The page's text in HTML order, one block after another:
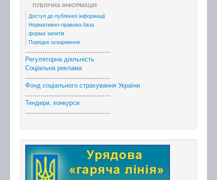
ПУБЛІЧНА ІНФОРМАЦІЯ
Доступ до публічної інформації
Нормативно-правова база
форми запитів
Порядок оскарження
............................................
Регуляторна діяльність
Соціальна реклама
............................................
Фонд соціального страхування України
............................................
Тендери, конкурси
............................................